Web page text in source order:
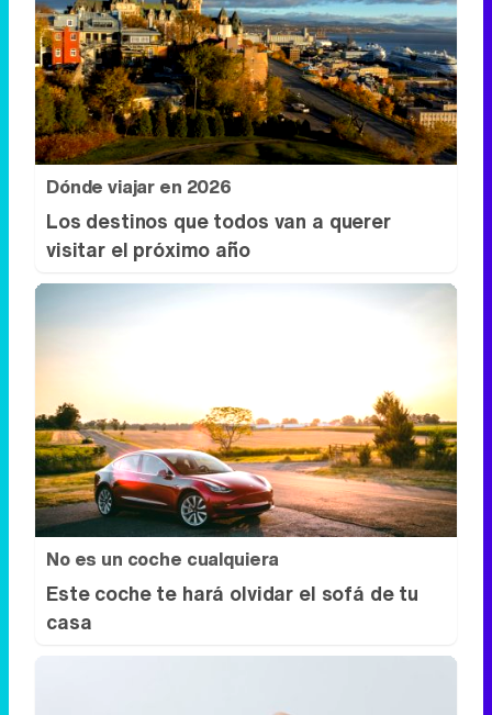
Dónde viajar en 2026
Los destinos que todos van a querer
visitar el próximo año
No es un coche cualquiera
Este coche te hará olvidar el sofá de tu
casa